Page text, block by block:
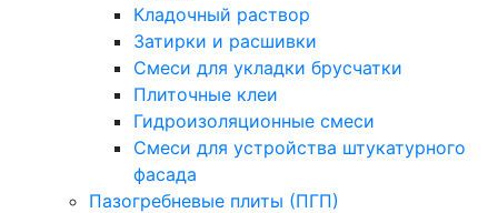
Кладочный раствор
Затирки и расшивки
Смеси для укладки брусчатки
Плиточные клеи
Гидроизоляционные смеси
Смеси для устройства штукатурного
фасада
Пазогребневые плиты (ПГП)